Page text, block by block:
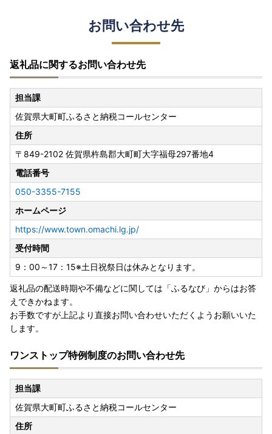
お問い合わせ先
返礼品に関するお問い合わせ先
担当課
佐賀県大町町ふるさと納税コールセンター
住所
〒849-2102 佐賀県杵島郡大町町大字福母297番地4
電話番号
050-3355-7155
ホームページ
https://www.town.omachi.lg.jp/
受付時間
9：00～17：15※土日祝祭日は休みとなります。
返礼品の配送時期や不備などに関しては「ふるなび」からはお答
えできかねます。
お手数ですが上記より直接お問い合わせいただくようお願いいた
します。
ワンストップ特例制度のお問い合わせ先
担当課
佐賀県大町町ふるさと納税コールセンター
住所